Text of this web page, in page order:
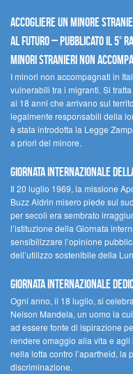
Accogliere un minore
al futuro – Pubblicato il 5°
Minori Stranieri Non
I minori non accompagnati in
vulnerabili tra i migranti. Si
ai 18 anni che arrivano sul
legalmente responsabili della
è stata introdotta la Legge
a priori del minore.
Giornata Internazionale
Il 20 luglio 1969, la missione
Buzz Aldrin misero piede sul
per secoli era sembrato
l’istituzione della Giornata
sensibilizzare l’opinione
dell’utilizzo sostenibile della
Giornata internazionale
Ogni anno, il 18 luglio, si
Nelson Mandela, un uomo la
ad essere fonte di ispirazione
rendere omaggio alla vita e
nella lotta contro l’apartheid, la
discriminazione.